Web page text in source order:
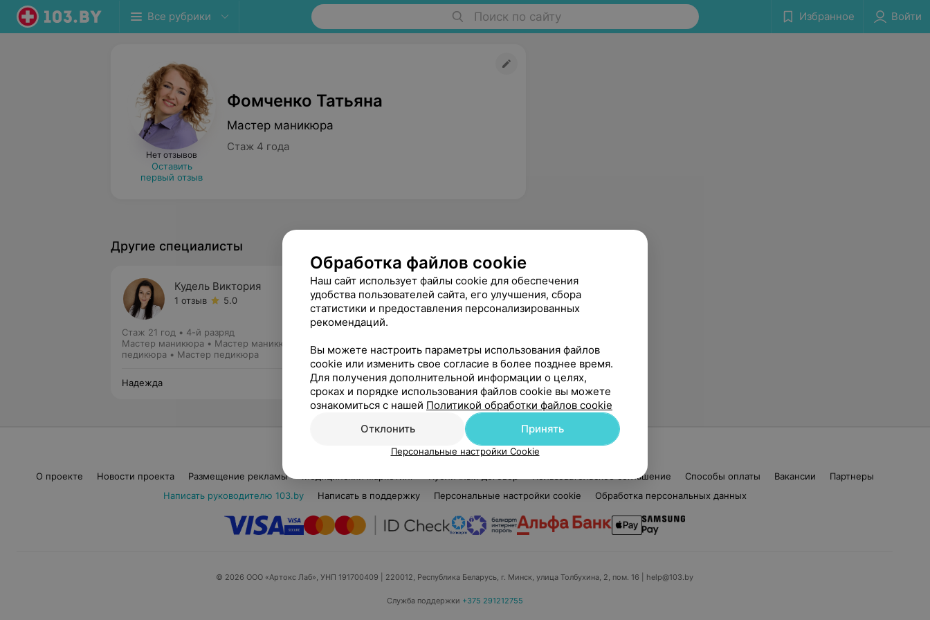
Все рубрики Поиск по сайту Избранное Войти
Нет отзывов
Оставить
первый отзыв
Фомченко Татьяна
Мастер маникюра
Стаж 4 года
Другие специалисты
Кудель Виктория
1 отзыв 5.0
Стаж 21 год • 4-й разряд
Мастер маникюра • Мастер маникюра и
педикюра • Мастер педикюра
Надежда
Стасеня Марина
2 отзыва 5.0
Мастер маникюра и педикюра
Надежда
О проекте Новости проекта Размещение рекламы Пользовательское соглашение Способы оплаты Вакансии
Партнеры
Написать руководителю 103.by
Написать в поддержку Персональные настройки cookie Обработка персональных данных
© 2026 ООО «Артокс Лаб», УНП 191700409 | 220012, Республика Беларусь, г. Минск, улица Толбухина, 2, пом. 16 | help@103.by
Служба поддержки +375 291212755
Обработка файлов cookie
Наш сайт использует файлы cookie для обеспечения
удобства пользователей сайта, его улучшения, сбора
статистики и предоставления персонализированных
рекомендаций.
Вы можете настроить параметры использования файлов
cookie или изменить свое согласие в более позднее время.
Для получения дополнительной информации о целях,
сроках и порядке использования файлов cookie вы можете
ознакомиться с нашей Политикой обработки файлов cookie
Отклонить
Принять
Персональные настройки Cookie